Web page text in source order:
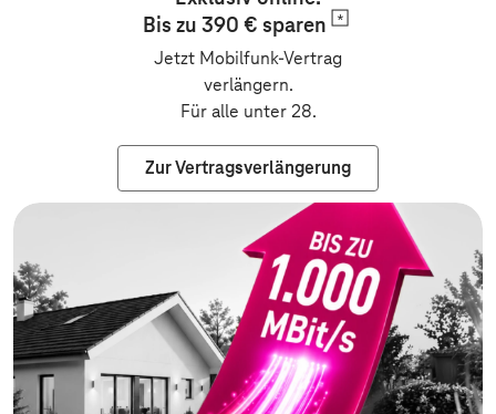
Bis zu 390 € sparen
Jetzt Mobilfunk-Vertrag
verlängern.
Für alle unter 28.
Zur Vertragsverlängerung